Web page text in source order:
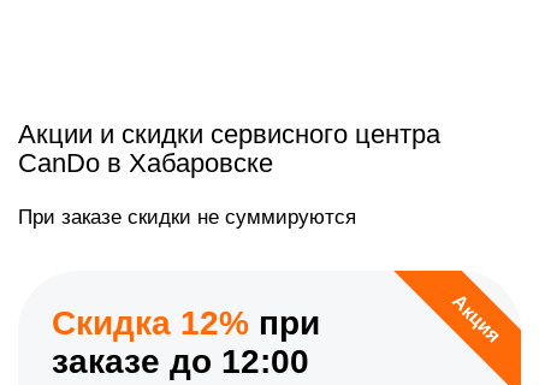
Акции и скидки сервисного центра
CanDo в Хабаровске
При заказе скидки не суммируются
Акция
Скидка 12% при
заказе до 12:00